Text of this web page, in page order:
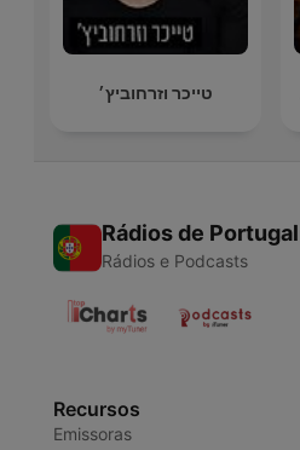
טייכר וזרחוביץ׳
Rádios de Portugal
Rádios e Podcasts
Recursos
Emissoras